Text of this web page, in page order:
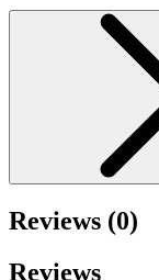
Reviews (0)
Reviews